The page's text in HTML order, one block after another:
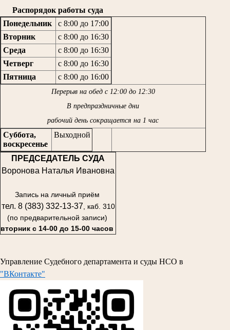
Распорядок работы суда
Понедельник
с 8:00 до 17:00
Вторник
с 8:00 до 16:30
Среда
с 8:00 до 16:30
Четверг
с 8:00 до 16:30
Пятница
с 8:00 до 16:00
Перерыв на обед с 12:00 до 12:30
В предпраздничные дни
рабочий день сокращается на 1 час
Суббота,
воскресенье
Выходной
ПРЕДСЕДАТЕЛЬ СУДА
Воронова Наталья Ивановна
Запись на личный приём
тел. 8 (383) 332-13-37 , каб. 310
(по предварительной записи)
вторник с 14-00 до 15-00 часов
Управление Судебного департамента и суды НСО в
"ВКонтакте"